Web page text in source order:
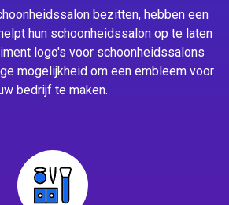
bezitten, hebben een
hun schoonheidssalon op te laten
logo's voor schoonheidssalons
mogelijkheid om een embleem voor
bedrijf te maken.